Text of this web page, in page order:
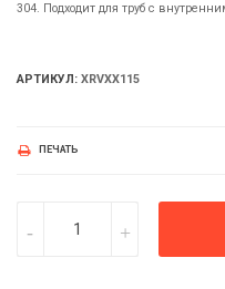
304. Подходит для труб с
АРТИКУЛ: XRVXX115
ПЕЧАТЬ